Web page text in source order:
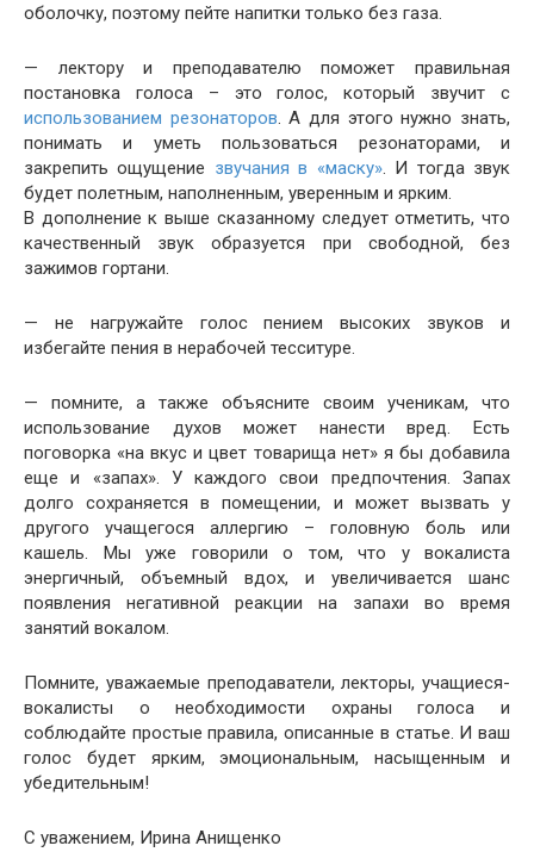
оболочку, поэтому пейте напитки только без газа.
— лектору и преподавателю поможет правильная
постановка голоса – это голос, который звучит с
использованием резонаторов. А для этого нужно знать,
понимать и уметь пользоваться резонаторами, и
закрепить ощущение звучания в «маску». И тогда звук
будет полетным, наполненным, уверенным и ярким.
В дополнение к выше сказанному следует отметить, что
качественный звук образуется при свободной, без
зажимов гортани.
— не нагружайте голос пением высоких звуков и
избегайте пения в нерабочей тесситуре.
— помните, а также объясните своим ученикам, что
использование духов может нанести вред. Есть
поговорка «на вкус и цвет товарища нет» я бы добавила
еще и «запах». У каждого свои предпочтения. Запах
долго сохраняется в помещении, и может вызвать у
другого учащегося аллергию – головную боль или
кашель. Мы уже говорили о том, что у вокалиста
энергичный, объемный вдох, и увеличивается шанс
появления негативной реакции на запахи во время
занятий вокалом.
Помните, уважаемые преподаватели, лекторы, учащиеся-
вокалисты о необходимости охраны голоса и
соблюдайте простые правила, описанные в статье. И ваш
голос будет ярким, эмоциональным, насыщенным и
убедительным!
С уважением, Ирина Анищенко